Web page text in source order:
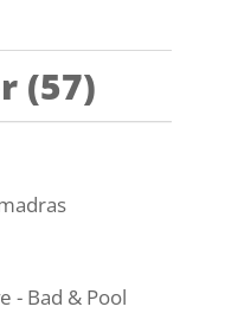
(57)
- Bad & Pool